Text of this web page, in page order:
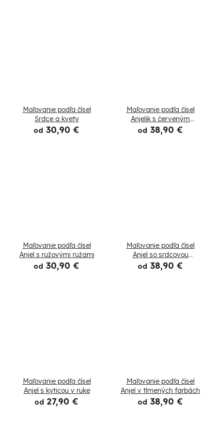
Maľovanie podľa čísel
Srdce a kvety
od 30,90 €
Maľovanie podľa čísel
Anjelik s červeným
srdcom
od 38,90 €
Maľovanie podľa čísel
Anjel s ružovými ružami
od 30,90 €
Maľovanie podľa čísel
Anjel so srdcovou
sviečkou
od 38,90 €
Maľovanie podľa čísel
Anjel s kyticou v ruke
od 27,90 €
Maľovanie podľa čísel
Anjel v tlmených farbách
od 38,90 €